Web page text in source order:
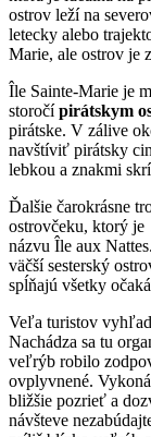
ostrov leží na
letecky alebo
Marie, ale ostrov je
Île Sainte-Marie je
storočípirátskym
pirátske. V zálive
navštíviť pirátsky
lebkou a znakmi
Ďalšie čarokrásne
ostrovčeku, ktorý
názvu Île aux
väčší sesterský
spĺňajú všetky
Veľa turistov
Nachádza sa tu
veľrýb robilo
ovplyvnené.
bližšie pozrieť a
návšteve